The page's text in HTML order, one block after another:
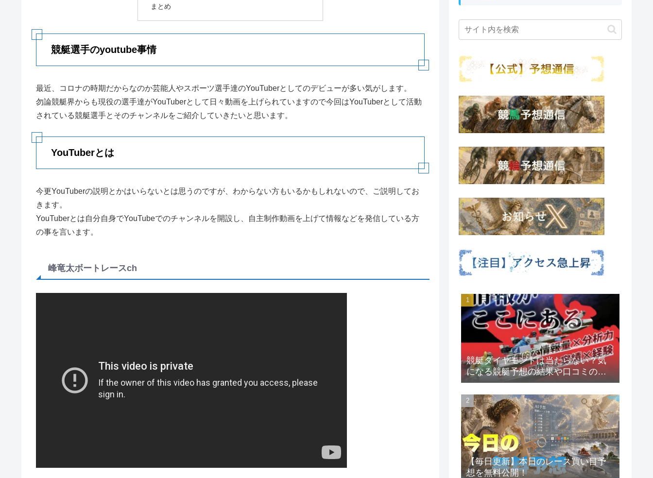
まとめ
競艇選手のyoutube事情
最近、コロナの時期だからなのか芸能人やスポーツ選手達のYouTuberとしてのデビューが多い気がします。
勿論競艇界からも現役の選手達がYouTuberとして日々動画を上げられていますので今回はYouTuberとして活動
されている競艇選手とそのチャンネルをご紹介していきたいと思います。
YouTuberとは
今更YouTuberの説明とかはいらないとは思うのですが、わからない方もいるかもしれないので、ご説明してお
きます。
YouTuberとは自分自身でYouTubeでのチャンネルを開設し、自主制作動画を上げて情報などを発信している方
の事を言います。
峰竜太ボートレースch
競艇ダイヤモンドは当たらない？気
になる競艇予想の結果や口コミの評
判を大公開
【毎日更新】本日のレース買い目予
想を無料公開！